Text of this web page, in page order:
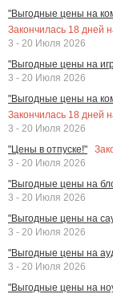
"Выгодные цены на
Закончилась 18 дней
3 - 20 Июля 2026
"Выгодные цены на
3 - 20 Июля 2026
"Выгодные цены на
Закончилась 18 дней
3 - 20 Июля 2026
"Цены в отпуске!"
3 - 20 Июля 2026
"Выгодные цены на
3 - 20 Июля 2026
"Выгодные цены на
3 - 20 Июля 2026
"Выгодные цены на
3 - 20 Июля 2026
"Выгодные цены на